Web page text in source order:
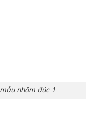
nhôm đúc 1